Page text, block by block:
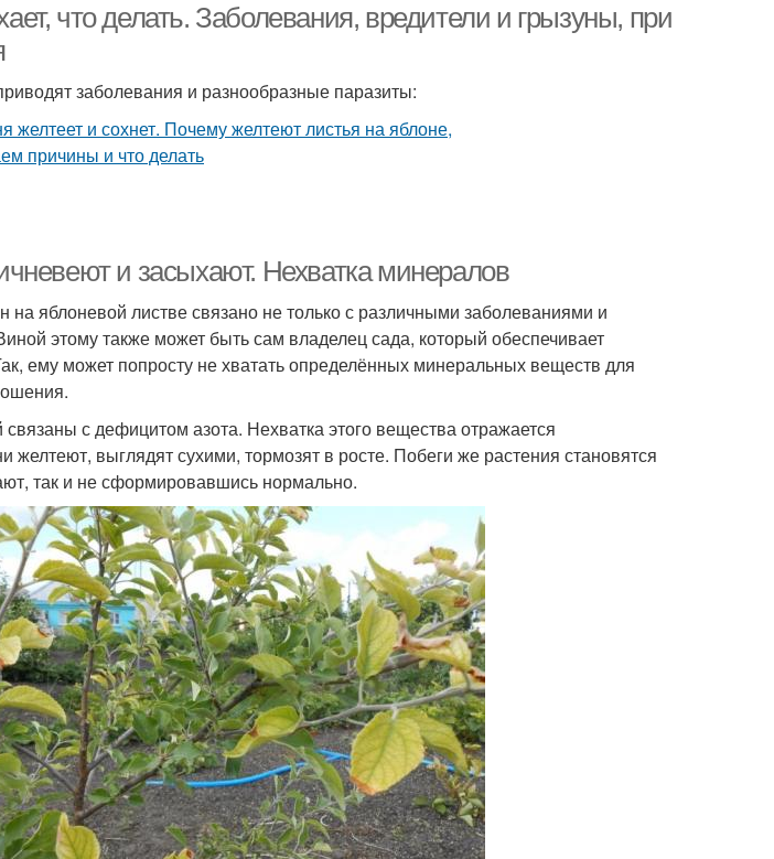
что делать. Заболевания, вредители и грызуны, при
заболевания и разнообразные паразиты:
и засыхают. Нехватка минералов
яблоневой листве связано не только с различными заболеваниями и
этому также может быть сам владелец сада, который обеспечивает
ему может попросту не хватать определённых минеральных веществ для
с дефицитом азота. Нехватка этого вещества отражается
желтеют, выглядят сухими, тормозят в росте. Побеги же растения становятся
так и не сформировавшись нормально.